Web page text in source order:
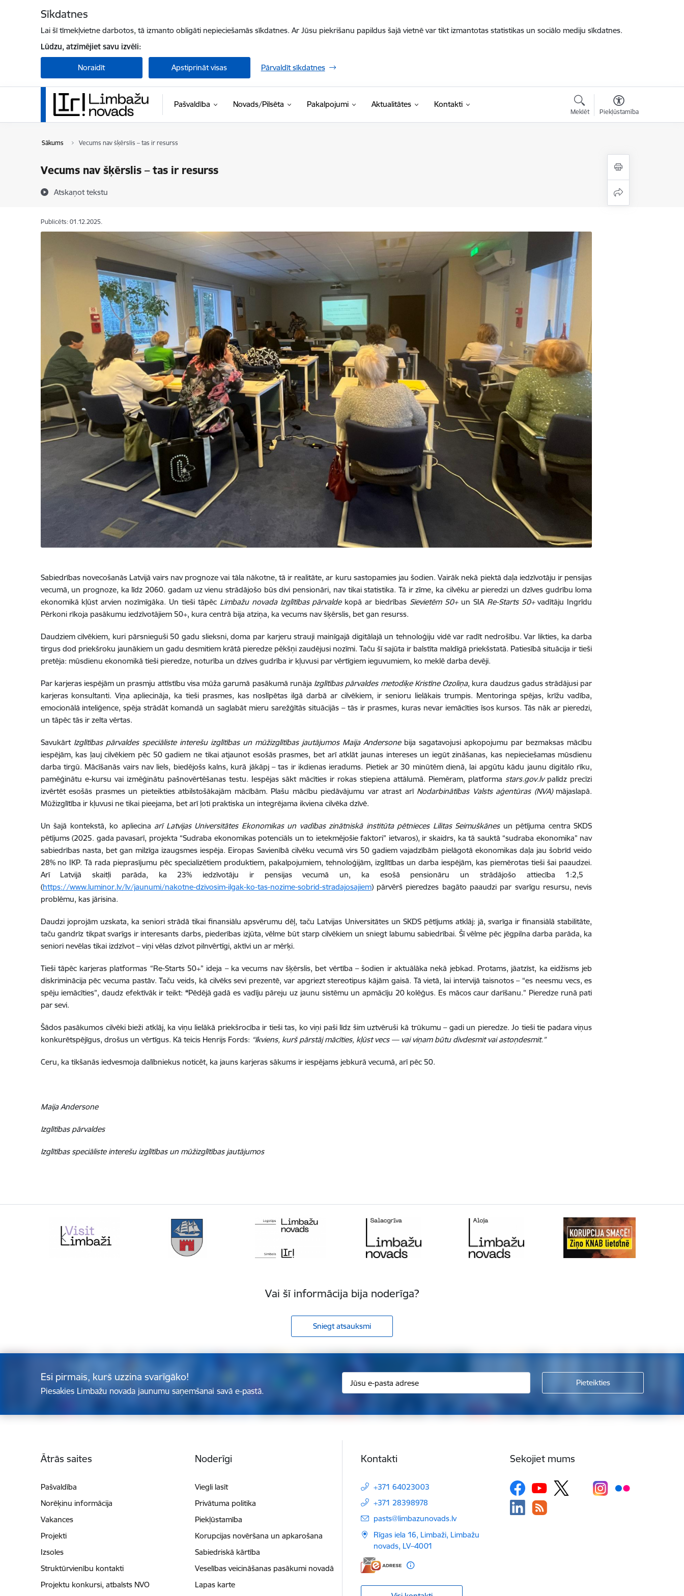
Sīkdatnes
Lai šī tīmekļvietne darbotos, tā izmanto obligāti nepieciešamās sīkdatnes. Ar Jūsu piekrišanu papildus šajā vietnē var tikt izmantotas statistikas un sociālo mediju sīkdatnes.
Lūdzu, atzīmējiet savu izvēli:
Noraidīt Apstiprināt visas Pārvaldīt sīkdatnes
Pašvaldība Novads/Pilsēta Pakalpojumi Aktualitātes Kontakti
Meklēt Piekļūstamība
Sākums Vecums nav šķērslis – tas ir resurss
Vecums nav šķērslis – tas ir resurss
Atskaņot tekstu
Publicēts: 01.12.2025.
Sabiedrības novecošanās Latvijā vairs nav prognoze vai tāla nākotne, tā ir realitāte, ar kuru sastopamies jau šodien. Vairāk nekā piektā daļa iedzīvotāju ir pensijas
vecumā, un prognoze, ka līdz 2060. gadam uz vienu strādājošo būs divi pensionāri, nav tikai statistika. Tā ir zīme, ka cilvēku ar pieredzi un dzīves gudrību loma
ekonomikā kļūst arvien nozīmīgāka. Un tieši tāpēc Limbažu novada Izglītības pārvaldekopā ar biedrības Sievietēm 50+un SIA Re-Starts 50+vadītāju Ingrīdu
Pērkoni rīkoja pasākumu iedzīvotājiem 50+, kura centrā bija atziņa, ka vecums nav šķērslis, bet gan resurss.
Daudziem cilvēkiem, kuri pārsnieguši 50 gadu slieksni, doma par karjeru strauji mainīgajā digitālajā un tehnoloģiju vidē var radīt nedrošību. Var likties, ka darba
tirgus dod priekšroku jaunākiem un gadu desmitiem krātā pieredze pēkšņi zaudējusi nozīmi. Taču šī sajūta ir balstīta maldīgā priekšstatā. Patiesībā situācija ir tieši
pretēja: mūsdienu ekonomikā tieši pieredze, noturība un dzīves gudrība ir kļuvusi par vērtīgiem ieguvumiem, ko meklē darba devēji.
Par karjeras iespējām un prasmju attīstību visa mūža garumā pasākumā runāja Izglītības pārvaldes metodiķe Kristīne Ozoliņa, kura daudzus gadus strādājusi par
karjeras konsultanti. Viņa apliecināja, ka tieši prasmes, kas noslīpētas ilgā darbā ar cilvēkiem, ir senioru lielākais trumpis. Mentoringa spējas, krīžu vadība,
emocionālā inteliģence, spēja strādāt komandā un saglabāt mieru sarežģītās situācijās – tās ir prasmes, kuras nevar iemācīties īsos kursos. Tās nāk ar pieredzi,
un tāpēc tās ir zelta vērtas.
Savukārt Izglītības pārvaldes speciāliste interešu izglītības un mūžizglītības jautājumos Maija Andersone bija sagatavojusi apkopojumu par bezmaksas mācību
iespējām, kas ļauj cilvēkiem pēc 50 gadiem ne tikai atjaunot esošās prasmes, bet arī atklāt jaunas intereses un iegūt zināšanas, kas nepieciešamas mūsdienu
darba tirgū. Mācīšanās vairs nav liels, biedējošs kalns, kurā jākāpj – tas ir ikdienas ieradums. Pietiek ar 30 minūtēm dienā, lai apgūtu kādu jaunu digitālo rīku,
pamēģinātu e-kursu vai izmēģinātu pašnovērtēšanas testu. Iespējas sākt mācīties ir rokas stiepiena attālumā. Piemēram, platformastars.gov.lvpalīdz precīzi
izvērtēt esošās prasmes un pieteikties atbilstošākajām mācībām. Plašu mācību piedāvājumu var atrast arī Nodarbinātības Valsts aģentūras (NVA)mājaslapā.
Mūžizglītība ir kļuvusi ne tikai pieejama, bet arī ļoti praktiska un integrējama ikviena cilvēka dzīvē.
Un šajā kontekstā, ko apliecina arī Latvijas Universitātes Ekonomikas un vadības zinātniskā institūta pētnieces Lilitas Seimuškānesun pētījuma centra SKDS
pētījums (2025. gada pavasarī, projekta “Sudraba ekonomikas potenciāls un to ietekmējošie faktori” ietvaros), ir skaidrs, ka tā sauktā “sudraba ekonomika” nav
sabiedrības nasta, bet gan milzīga izaugsmes iespēja. Eiropas Savienībā cilvēku vecumā virs 50 gadiem vajadzībām pielāgotā ekonomikas daļa jau šobrīd veido
28% no IKP. Tā rada pieprasījumu pēc specializētiem produktiem, pakalpojumiem, tehnoloģijām, izglītības un darba iespējām, kas piemērotas tieši šai paaudzei.
Arī Latvijā skaitļi parāda, ka 23% iedzīvotāju ir pensijas vecumā un, ka esošā pensionāru un strādājošo attiecība 1:2,5
(https://www.luminor.lv/lv/jaunumi/nakotne-dzivosim-ilgak-ko-tas-nozime-sobrid-stradajosajiem) pārvērš pieredzes bagāto paaudzi par svarīgu resursu, nevis
problēmu, kas jārisina.
Daudzi joprojām uzskata, ka seniori strādā tikai finansiālu apsvērumu dēļ, taču Latvijas Universitātes un SKDS pētījums atklāj: jā, svarīga ir finansiālā stabilitāte,
taču gandrīz tikpat svarīgs ir interesants darbs, piederības izjūta, vēlme būt starp cilvēkiem un sniegt labumu sabiedrībai. Šī vēlme pēc jēgpilna darba parāda, ka
seniori nevēlas tikai izdzīvot – viņi vēlas dzīvot pilnvērtīgi, aktīvi un ar mērķi.
Tieši tāpēc karjeras platformas “Re-Starts 50+” ideja – ka vecums nav šķērslis, bet vērtība – šodien ir aktuālāka nekā jebkad. Protams, jāatzīst, ka eidžisms jeb
diskriminācija pēc vecuma pastāv. Taču veids, kā cilvēks sevi prezentē, var apgriezt stereotipus kājām gaisā. Tā vietā, lai intervijā taisnotos – “es neesmu vecs, es
spēju iemācīties”, daudz efektīvāk ir teikt: “Pēdējā gadā es vadīju pāreju uz jaunu sistēmu un apmācīju 20 kolēģus. Es mācos caur darīšanu.” Pieredze runā pati
par sevi.
Šādos pasākumos cilvēki bieži atklāj, ka viņu lielākā priekšrocība ir tieši tas, ko viņi paši līdz šim uztvēruši kā trūkumu – gadi un pieredze. Jo tieši tie padara viņus
konkurētspējīgus, drošus un vērtīgus. Kā teicis Henrijs Fords: “Ikviens, kurš pārstāj mācīties, kļūst vecs — vai viņam būtu divdesmit vai astoņdesmit.”
Ceru, ka tikšanās iedvesmoja dalībniekus noticēt, ka jauns karjeras sākums ir iespējams jebkurā vecumā, arī pēc 50.
Maija Andersone
Izglītības pārvaldes
Izglītības speciāliste interešu izglītības un mūžizglītības jautājumos
Vai šī informācija bija noderīga?
Sniegt atsauksmi
Esi pirmais, kurš uzzina svarīgāko!
Piesakies Limbažu novada jaunumu saņemšanai savā e-pastā.
Ātrās saites
Pašvaldība
Norēķinu informācija
Vakances
Projekti
Izsoles
Struktūrvienību kontakti
Projektu konkursi, atbalsts NVO
Noderīgi
Viegli lasīt
Privātuma politika
Piekļūstamība
Korupcijas novēršana un apkarošana
Sabiedriskā kārtība
Veselības veicināšanas pasākumi novadā
Lapas karte
Kontakti
+371 64023003
+371 28398978
E-pasts:
pasts@limbazunovads.lv
Rīgas iela 16, Limbaži, Limbažu
novads, LV–4001
Sekojiet mums